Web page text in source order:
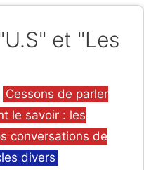
et "Les
Cessons de parler
le savoir : les
conversations de
divers